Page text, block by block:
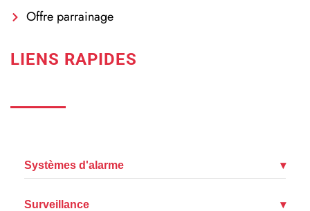
Offre parrainage
LIENS RAPIDES
Systèmes d'alarme ▾
Surveillance ▾